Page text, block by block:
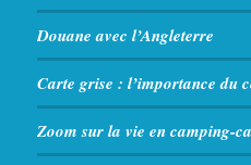
Douane avec l’Angleterre
Carte grise : l’importance du
Zoom sur la vie en camping-